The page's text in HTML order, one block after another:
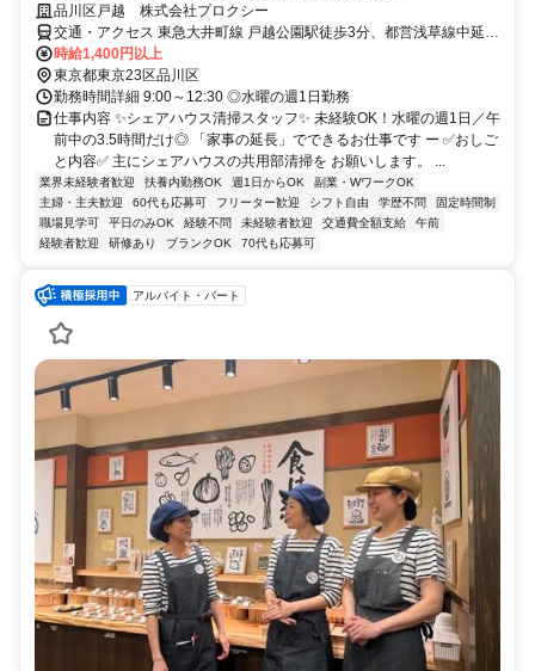
品川区戸越 株式会社プロクシー
交通・アクセス 東急大井町線 戸越公園駅徒歩3分、都営浅草線中延駅
徒歩7分
時給1,400円以上
東京都東京23区品川区
勤務時間詳細 9:00～12:30 ◎水曜の週1日勤務
仕事内容 ✨シェアハウス清掃スタッフ✨ 未経験OK！水曜の週1日／午
前中の3.5時間だけ◎ 「家事の延長」でできるお仕事です ー ✅おしご
と内容✅ 主にシェアハウスの共用部清掃を お願いします。 ...
業界未経験者歓迎 扶養内勤務OK 週1日からOK
副業・WワークOK
主婦・主夫歓迎
60代も応募可 フリーター歓迎 シフト自由 学歴不問
固定時間制
職場見学可
平日のみOK 経験不問 未経験者歓迎 交通費全額支給
午前
経験者歓迎
研修あり ブランクOK 70代も応募可
アルバイト・パート